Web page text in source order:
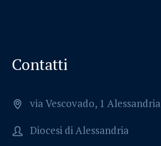
Contatti
via Vescovado, 1 Alessandria
Diocesi di Alessandria